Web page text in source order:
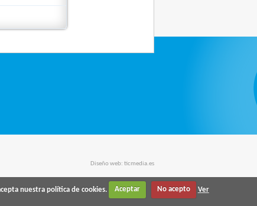
Diseño web: ticmedia.es
nuestra política de cookies. Aceptar No acepto
Ver